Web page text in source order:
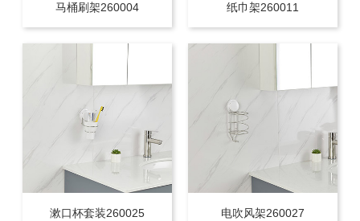
马桶刷架260004 纸巾架260011
漱口杯套装260025 电吹风架260027